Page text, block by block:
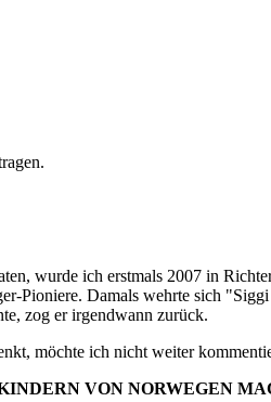
wurde ich erstmals 2007 in
Pioniere. Damals wehrte sich
zog er irgendwann zurück.
möchte ich nicht weiter
VON NORWEGEN